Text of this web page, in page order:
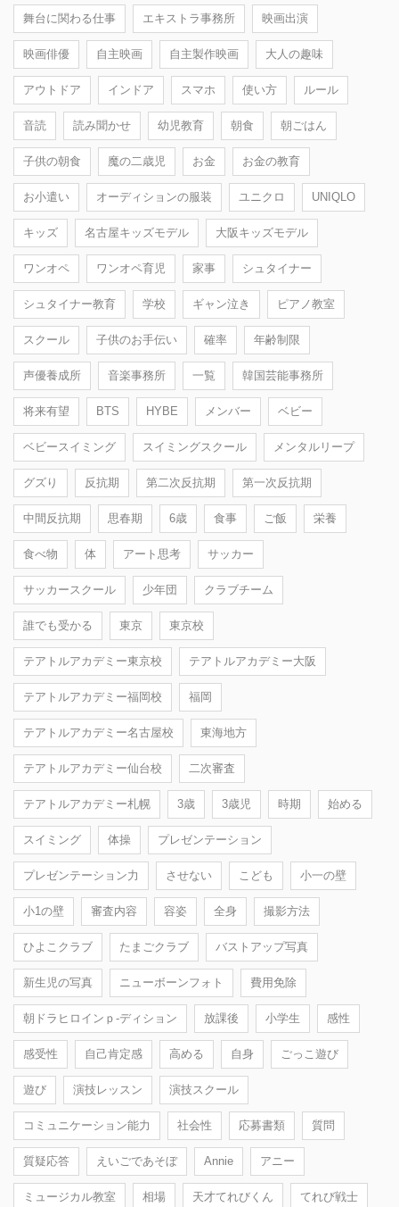
舞台に関わる仕事 エキストラ事務所 映画出演
映画俳優 自主映画 自主製作映画 大人の趣味
アウトドア インドア スマホ 使い方 ルール
音読 読み聞かせ 幼児教育 朝食 朝ごはん
子供の朝食 魔の二歳児 お金 お金の教育
お小遣い オーディションの服装 ユニクロ UNIQLO
キッズ 名古屋キッズモデル 大阪キッズモデル
ワンオペ ワンオペ育児 家事 シュタイナー
シュタイナー教育 学校 ギャン泣き ピアノ教室
スクール 子供のお手伝い 確率 年齢制限
声優養成所 音楽事務所 一覧 韓国芸能事務所
将来有望 BTS HYBE メンバー ベビー
ベビースイミング スイミングスクール メンタルリープ
グズり 反抗期 第二次反抗期 第一次反抗期
中間反抗期 思春期 6歳 食事 ご飯 栄養
食べ物 体 アート思考 サッカー
サッカースクール 少年団 クラブチーム
誰でも受かる 東京 東京校
テアトルアカデミー東京校 テアトルアカデミー大阪
テアトルアカデミー福岡校 福岡
テアトルアカデミー名古屋校 東海地方
テアトルアカデミー仙台校 二次審査
テアトルアカデミー札幌 3歳 3歳児 時期 始める
スイミング 体操 プレゼンテーション
プレゼンテーション力 させない こども 小一の壁
小1の壁 審査内容 容姿 全身 撮影方法
ひよこクラブ たまごクラブ バストアップ写真
新生児の写真 ニューボーンフォト 費用免除
朝ドラヒロインｐ-ディション 放課後 小学生 感性
感受性 自己肯定感 高める 自身 ごっこ遊び
遊び 演技レッスン 演技スクール
コミュニケーション能力 社会性 応募書類 質問
質疑応答 えいごであそぼ Annie アニー
ミュージカル教室 相場 天才てれびくん てれび戦士